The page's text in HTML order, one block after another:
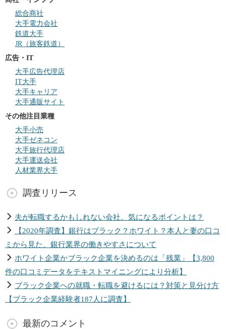
総合商社
大手電力会社
鉄道大手
JR（旅客鉄道）
広告・IT
大手広告代理店
IT大手
大手キャリア
大手通販サイト
その他注目業種
大手小売
大手ゼネコン
大手旅行代理店
大手運送会社
人材業界大手
調査リリース
夫が転職するかもしれない会社。気になるポイントは？
【2020年調査】銀行はブラック？ホワイト？本人と妻の口コ
ミから見た、銀行業界の働きやすさについて
ホワイト企業かブラック企業を決めるのは「残業」【3,800
件の口コミデータをテキストマイニングにより分析】
ブラック企業への就職・転職を避けるには？対策と見分け方
【ブラック企業経験者187人に調査】
最新のコメント